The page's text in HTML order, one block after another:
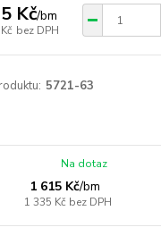
Kč/bm
bez DPH
5721-63
1 615 Kč/bm
1 335 Kč bez DPH
Na dotaz